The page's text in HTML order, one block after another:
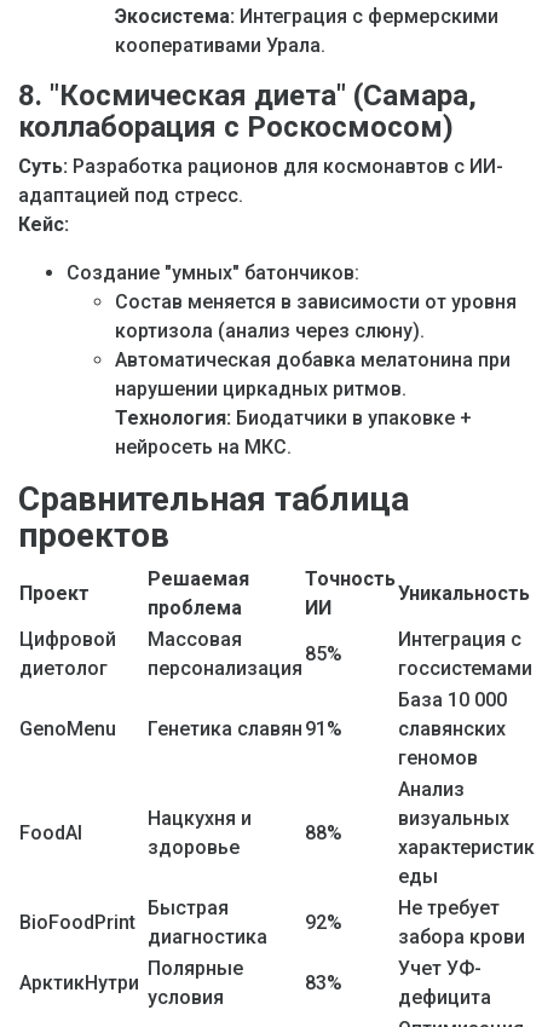
Экосистема: Интеграция с фермерскими
кооперативами Урала.
8. "Космическая диета" (Самара,
коллаборация с Роскосмосом)
Суть: Разработка рационов для космонавтов с ИИ-
адаптацией под стресс.
Кейс:
Создание "умных" батончиков:
Состав меняется в зависимости от уровня
кортизола (анализ через слюну).
Автоматическая добавка мелатонина при
нарушении циркадных ритмов.
Технология: Биодатчики в упаковке +
нейросеть на МКС.
Сравнительная таблица
проектов
Проект
Решаемая
проблема
Точность
ИИ
Уникальность
Цифровой
диетолог
Массовая
персонализация
85%
Интеграция с
госсистемами
GenoMenu Генетика славян 91%
База 10 000
славянских
геномов
FoodAI
Нацкухня и
здоровье
88%
Анализ
визуальных
характеристик
еды
BioFoodPrint
Быстрая
диагностика
92%
Не требует
забора крови
АрктикНутри
Полярные
условия
83%
Учет УФ-
дефицита